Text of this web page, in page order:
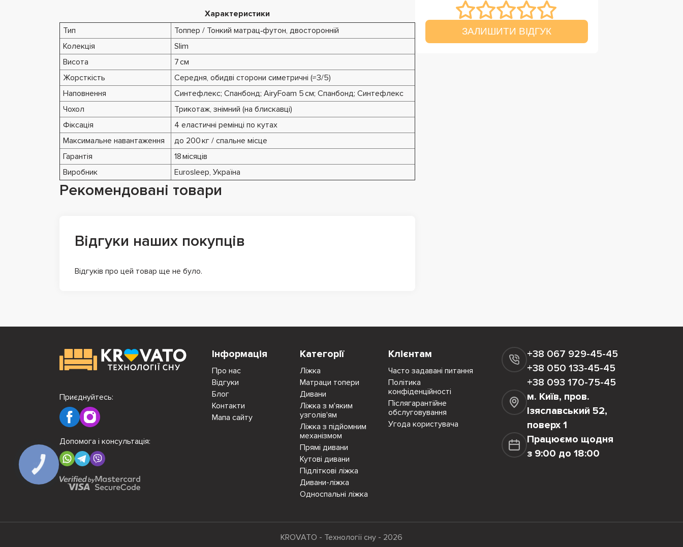
Характеристики
Тип
Топпер / Тонкий матрац‑футон, двосторонній
Колекція
Slim
Висота
7 см
Жорсткість
Середня, обидві сторони симетричні (≈3/5)
Наповнення
Синтефлекс; Спанбонд; AiryFoam 5 см; Спанбонд; Синтефлекс
Чохол
Трикотаж, знімний (на блискавці)
Фіксація
4 еластичні ремінці по кутах
Максимальне навантаження
до 200 кг / спальне місце
Гарантія
18 місяців
Виробник
Eurosleep, Україна
Рекомендовані товари
Відгуки наших покупців
Відгуків про цей товар ще не було.
ЗАЛИШИТИ ВІДГУК
Інформація
Про нас
Відгуки
Блог
Контакти
Мапа сайту
Категорії
Ліжка
Матраци топери
Дивани
Ліжка з м'яким
узголів'ям
Ліжка з підйомним
механізмом
Прямі дивани
Кутові дивани
Підліткові ліжка
Дивани-ліжка
Односпальні ліжка
Клієнтам
Часто задавані питання
Політика
конфіденційності
Післягарантійне
обслуговування
Угода користувача
+38 067 929-45-45
+38 050 133-45-45
+38 093 170-75-45
м. Київ, пров.
Ізяславський 52,
поверх 1
Працюємо щодня
з 9:00 до 18:00
Приєднуйтесь:
Допомога і консультація:
KROVATO - Технології сну - 2026
КНОПКА
ЗВ'ЯЗКУ